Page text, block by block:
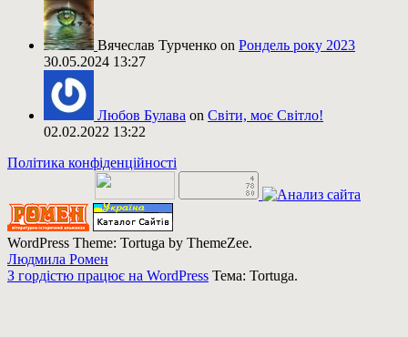
Вячеслав Турченко on Рондель року 2023
30.05.2024 13:27
Любов Булава on Світи, моє Світло!
02.02.2022 13:22
Політика конфіденційності
WordPress Theme: Tortuga by ThemeZee.
Людмила Ромен
З гордістю працює на WordPress Тема: Tortuga.